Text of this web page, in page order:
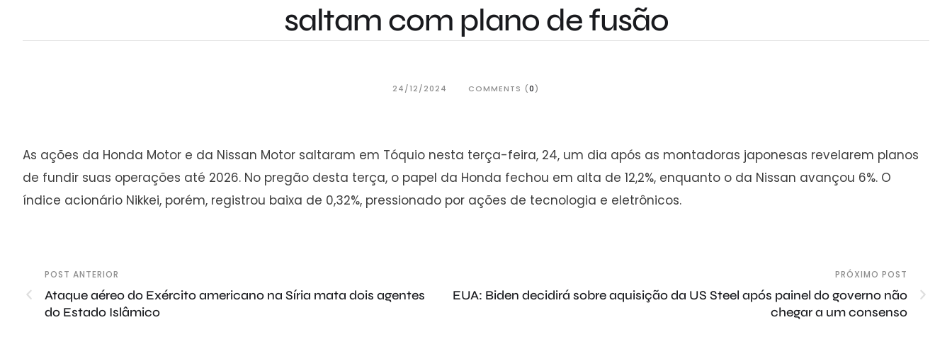
saltam com plano de fusão
24/12/2024 COMMENTS (0)
As ações da Honda Motor e da Nissan Motor saltaram em Tóquio nesta terça-feira, 24, um dia após as montadoras japonesas revelarem planos
de fundir suas operações até 2026. No pregão desta terça, o papel da Honda fechou em alta de 12,2%, enquanto o da Nissan avançou 6%. O
índice acionário Nikkei, porém, registrou baixa de 0,32%, pressionado por ações de tecnologia e eletrônicos.
POST ANTERIOR
Ataque aéreo do Exército americano na Síria mata dois agentes
do Estado Islâmico
PRÓXIMO POST
EUA: Biden decidirá sobre aquisição da US Steel após painel do governo não
chegar a um consenso